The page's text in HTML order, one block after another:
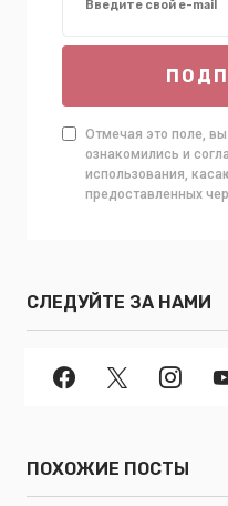
Отмечая это поле,
ознакомились и
использования,
предоставленных
СЛЕДУЙТЕ ЗА НАМИ
ПОХОЖИЕ ПОСТЫ